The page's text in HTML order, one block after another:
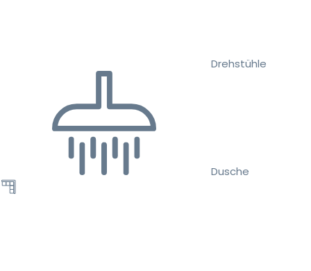
Drehstühle
Dusche